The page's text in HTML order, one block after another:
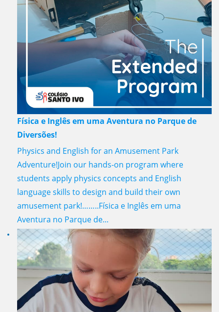
Física e Inglês em uma Aventura no Parque de
Diversões!
Physics and English for an Amusement Park
Adventure!Join our hands-on program where
students apply physics concepts and English
language skills to design and build their own
amusement park!……..Física e Inglês em uma
Aventura no Parque de...